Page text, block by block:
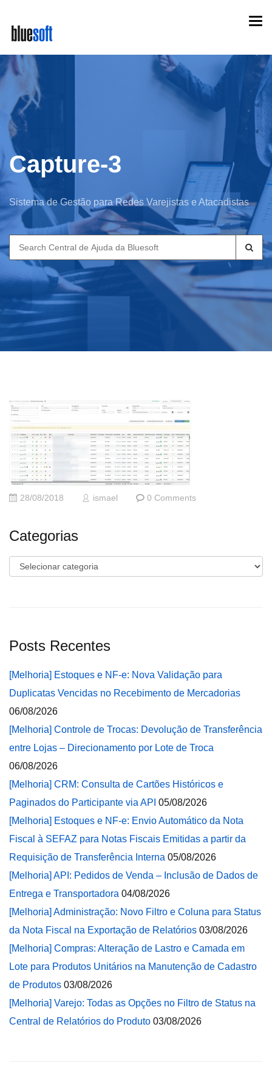
main
content
Capture-3
Sistema de Gestão para Redes Varejistas e Atacadistas
Search
for:
28/08/2018 ismael 0 Comments
Categorias
Categorias
Posts Recentes
[Melhoria] Estoques e NF-e: Nova Validação para
Duplicatas Vencidas no Recebimento de Mercadorias
06/08/2026
[Melhoria] Controle de Trocas: Devolução de Transferência
entre Lojas – Direcionamento por Lote de Troca
06/08/2026
[Melhoria] CRM: Consulta de Cartões Históricos e
Paginados do Participante via API 05/08/2026
[Melhoria] Estoques e NF-e: Envio Automático da Nota
Fiscal à SEFAZ para Notas Fiscais Emitidas a partir da
Requisição de Transferência Interna 05/08/2026
[Melhoria] API: Pedidos de Venda – Inclusão de Dados de
Entrega e Transportadora 04/08/2026
[Melhoria] Administração: Novo Filtro e Coluna para Status
da Nota Fiscal na Exportação de Relatórios 03/08/2026
[Melhoria] Compras: Alteração de Lastro e Camada em
Lote para Produtos Unitários na Manutenção de Cadastro
de Produtos 03/08/2026
[Melhoria] Varejo: Todas as Opções no Filtro de Status na
Central de Relatórios do Produto 03/08/2026